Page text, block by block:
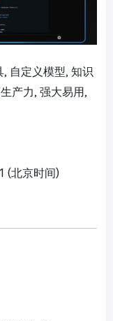
, 自定义模型, 知识
产力, 强大易用,
(北京时间)